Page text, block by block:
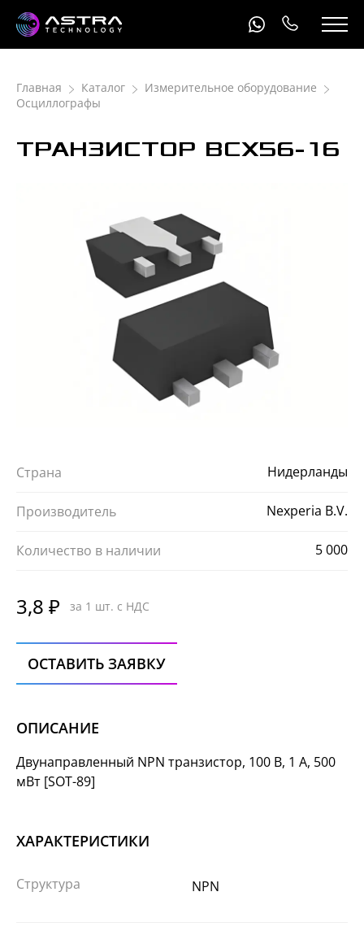
Главная Каталог
Измерительное оборудование
Осциллографы
ТРАНЗИСТОР BCX56-16
Страна Нидерланды
Производитель Nexperia B.V.
Количество в наличии 5 000
3,8 ₽ за 1 шт. с НДС
ОСТАВИТЬ ЗАЯВКУ
ОПИСАНИЕ
Двунаправленный NPN транзистор, 100 В, 1 А, 500
мВт [SOT-89]
ХАРАКТЕРИСТИКИ
Структура NPN